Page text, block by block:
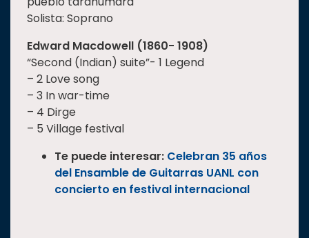
Solista: Soprano
Edward Macdowell (1860- 1908)
“Second (Indian) suite”- 1 Legend
– 2 Love song
– 3 In war-time
– 4 Dirge
– 5 Village festival
Te puede interesar: Celebran 35 años
del Ensamble de Guitarras UANL con
concierto en festival internacional